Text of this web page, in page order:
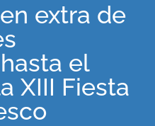
extra de
el
XIII Fiesta